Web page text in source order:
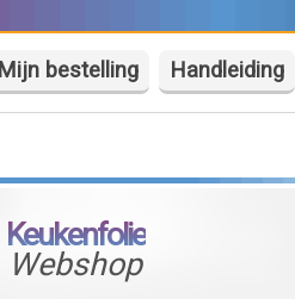
Mijn bestelling Handleiding
Keukenfolie
Webshop